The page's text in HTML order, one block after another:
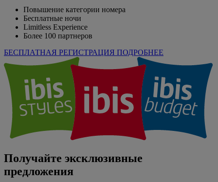
Повышение категории номера
Бесплатные ночи
Limitless Experience
Более 100 партнеров
БЕСПЛАТНАЯ РЕГИСТРАЦИЯ ПОДРОБНЕЕ
Получайте эксклюзивные
предложения